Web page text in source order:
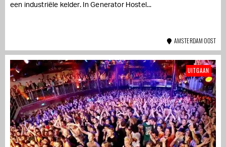
een industriële kelder. In Generator Hostel...
AMSTERDAM OOST
UITGAAN